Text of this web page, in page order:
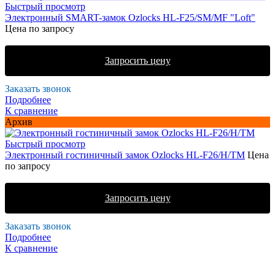
Быстрый просмотр
Электронный SMART-замок Ozlocks HL-F25/SM/MF "Loft"
Цена по запросу
Запросить цену
Заказать звонок
Подробнее
К сравнение
Архив
Быстрый просмотр
Электронный гостиничный замок Ozlocks HL-F26/H/TM Цена
по запросу
Запросить цену
Заказать звонок
Подробнее
К сравнение